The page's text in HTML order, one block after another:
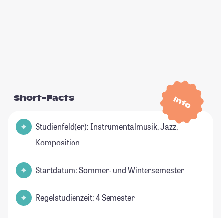
Info
Short-Facts
Studienfeld(er): Instrumentalmusik, Jazz,
Komposition
Startdatum: Sommer- und Wintersemester
Regelstudienzeit: 4 Semester